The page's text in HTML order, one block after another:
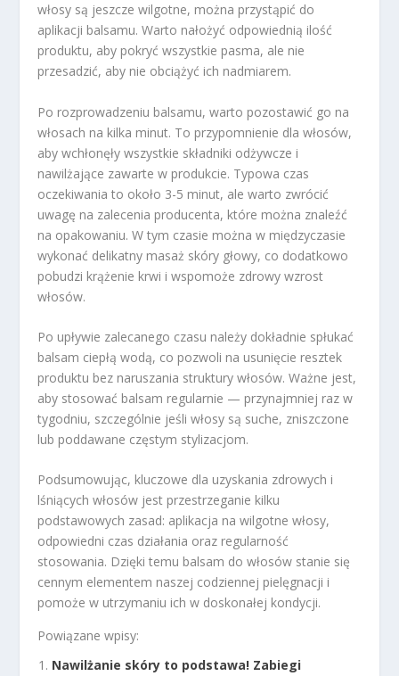
włosy są jeszcze wilgotne, można przystąpić do
aplikacji balsamu. Warto nałożyć odpowiednią ilość
produktu, aby pokryć wszystkie pasma, ale nie
przesadzić, aby nie obciążyć ich nadmiarem.
Po rozprowadzeniu balsamu, warto pozostawić go na
włosach na kilka minut. To przypomnienie dla włosów,
aby wchłonęły wszystkie składniki odżywcze i
nawilżające zawarte w produkcie. Typowa czas
oczekiwania to około 3-5 minut, ale warto zwrócić
uwagę na zalecenia producenta, które można znaleźć
na opakowaniu. W tym czasie można w międzyczasie
wykonać delikatny masaż skóry głowy, co dodatkowo
pobudzi krążenie krwi i wspomoże zdrowy wzrost
włosów.
Po upływie zalecanego czasu należy dokładnie spłukać
balsam ciepłą wodą, co pozwoli na usunięcie resztek
produktu bez naruszania struktury włosów. Ważne jest,
aby stosować balsam regularnie — przynajmniej raz w
tygodniu, szczególnie jeśli włosy są suche, zniszczone
lub poddawane częstym stylizacjom.
Podsumowując, kluczowe dla uzyskania zdrowych i
lśniących włosów jest przestrzeganie kilku
podstawowych zasad: aplikacja na wilgotne włosy,
odpowiedni czas działania oraz regularność
stosowania. Dzięki temu balsam do włosów stanie się
cennym elementem naszej codziennej pielęgnacji i
pomoże w utrzymaniu ich w doskonałej kondycji.
Powiązane wpisy:
Nawilżanie skóry to podstawa! Zabiegi